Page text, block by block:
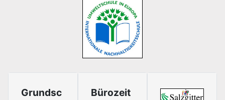
Grundsc
Bürozeit